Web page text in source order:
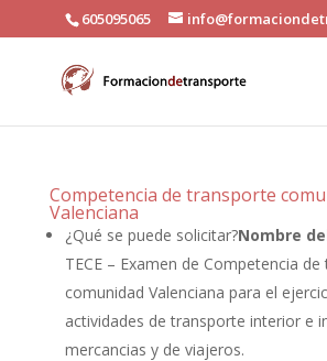
605095065
Competencia de transporte
Valenciana
¿Qué se puede solicitar?Nombre
TECE – Examen de Competencia
comunidad Valenciana para el
actividades de transporte interior e
mercancias y de viajeros.